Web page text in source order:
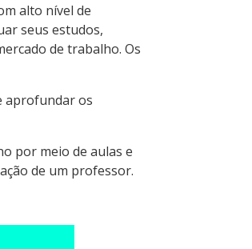
alto nível de
seus estudos,
de trabalho. Os
aprofundar os
por meio de aulas e
de um professor.